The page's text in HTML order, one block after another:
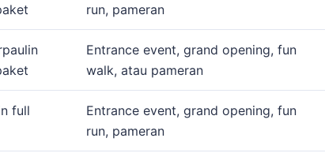
run, pameran
Entrance event, grand opening, fun
walk, atau pameran
full
Entrance event, grand opening, fun
run, pameran